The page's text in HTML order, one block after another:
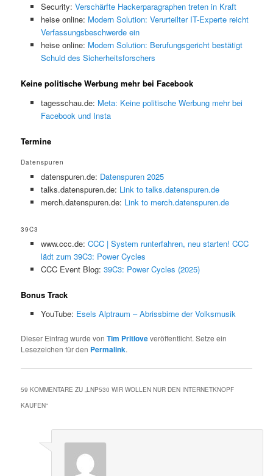
Security: Verschärfte Hackerparagraphen treten in Kraft
heise online: Modern Solution: Verurteilter IT-Experte reicht
Verfassungsbeschwerde ein
heise online: Modern Solution: Berufungsgericht bestätigt
Schuld des Sicherheitsforschers
Keine politische Werbung mehr bei Facebook
tagesschau.de: Meta: Keine politische Werbung mehr bei
Facebook und Insta
Termine
Datenspuren
datenspuren.de: Datenspuren 2025
talks.datenspuren.de: Link to talks.datenspuren.de
merch.datenspuren.de: Link to merch.datenspuren.de
39C3
www.ccc.de: CCC | System runterfahren, neu starten! CCC
lädt zum 39C3: Power Cycles
CCC Event Blog: 39C3: Power Cycles (2025)
Bonus Track
YouTube: Esels Alptraum – Abrissbirne der Volksmusik
Dieser Eintrag wurde vonTim Pritloveveröffentlicht. Setze ein
Lesezeichen für den Permalink.
59 KOMMENTARE ZU „LNP530 WIR WOLLEN NUR DEN INTERNETKNOPF
KAUFEN“